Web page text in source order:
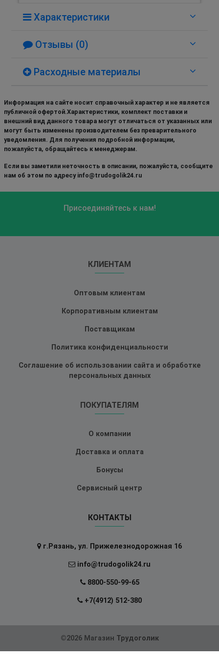
Характеристики
Отзывы (0)
Расходные материалы
Информация на сайте носит справочный характер и не является
публичной офертой.Характеристики, комплект поставки и
внешний вид данного товара могут отличаться от указанных или
могут быть изменены производителем без преварительного
уведомления. Для получения подробной информации,
пожалуйста, обращайтесь к менеджерам.
Если вы заметили неточность в описании, пожалуйста, сообщите
нам об этом по адресу info@trudogolik24.ru
Присоединяйтесь к нам!
КЛИЕНТАМ
Оптовым клиентам
Корпоративным клиентам
Поставщикам
Политика конфиденциальности
Соглашение об использовании сайта и обработке
персональных данных
ПОКУПАТЕЛЯМ
О компании
Доставка и оплата
Бонусы
Сервисный центр
КОНТАКТЫ
г.Рязань, ул. Прижелезнодорожная 16
info@trudogolik24.ru
8800-550-99-65
+7(4912) 512-380
©2026 Магазин Трудоголик